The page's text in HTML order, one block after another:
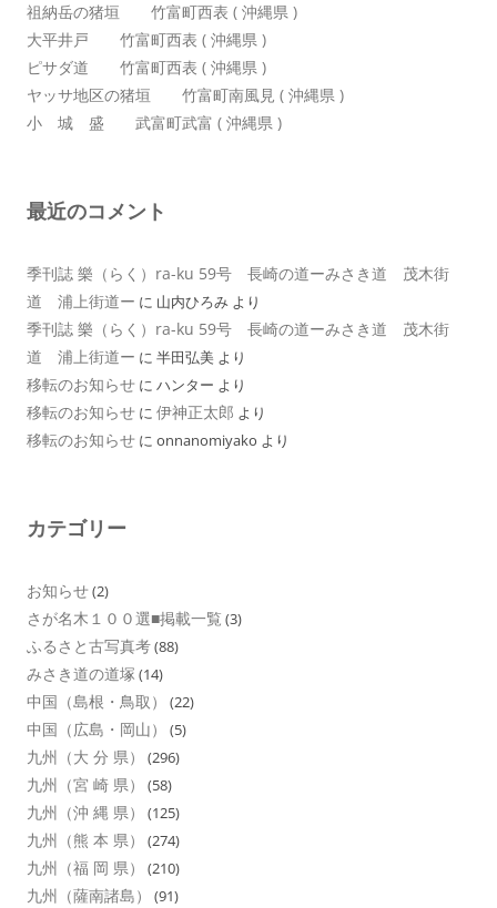
祖納岳の猪垣 竹富町西表 ( 沖縄県 )
大平井戸 竹富町西表 ( 沖縄県 )
ピサダ道 竹富町西表 ( 沖縄県 )
ヤッサ地区の猪垣 竹富町南風見 ( 沖縄県 )
小 城 盛 武富町武富 ( 沖縄県 )
最近のコメント
季刊誌 樂（らく）ra-ku 59号 長崎の道ーみさき道 茂木街
道 浦上街道ー に 山内ひろみ より
季刊誌 樂（らく）ra-ku 59号 長崎の道ーみさき道 茂木街
道 浦上街道ー に 半田弘美 より
移転のお知らせ に ハンター より
移転のお知らせ に 伊神正太郎 より
移転のお知らせ に onnanomiyako より
カテゴリー
お知らせ(2)
さが名木１００選■掲載一覧 (3)
ふるさと古写真考(88)
みさき道の道塚 (14)
中国（島根・鳥取） (22)
中国（広島・岡山） (5)
九州（大 分 県） (296)
九州（宮 崎 県） (58)
九州（沖 縄 県） (125)
九州（熊 本 県） (274)
九州（福 岡 県） (210)
九州（薩南諸島） (91)